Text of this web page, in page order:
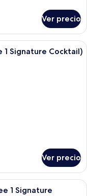
Ver precio
de hotel con una cama
1 Signature Cocktail)
Ver precio
de hotel con una cama
1 Signature